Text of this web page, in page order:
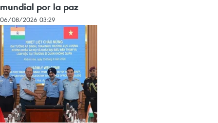
mundial por la paz
06/08/2026 03:29